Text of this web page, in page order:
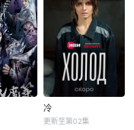
冷
更新至第02集